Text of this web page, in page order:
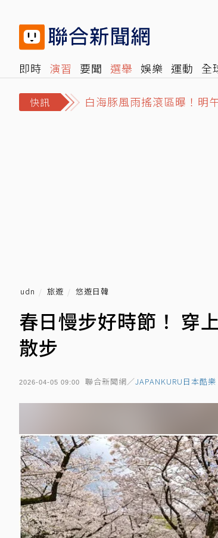
即時 演習 要聞 選舉 娛樂 運動 全
快訊
白海豚風雨搖滾區曝！明
男男相愛的烏托邦！日本
udn 旅遊 悠遊日韓
春日慢步好時節！ 穿
散步
2026-04-05 09:00 聯合新聞網／JAPANKURU日本酷樂